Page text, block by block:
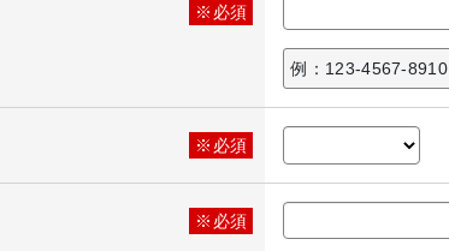
※必須
例：123-4567-8910
※必須
※必須